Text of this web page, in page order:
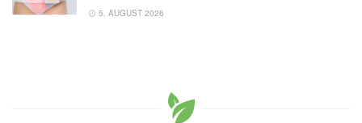
5. AUGUST 2026